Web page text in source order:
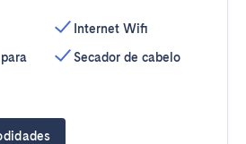
Internet Wifi
Secador de cabelo